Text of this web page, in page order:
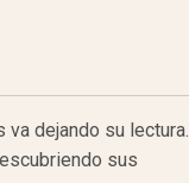
dejando su lectura.
sus